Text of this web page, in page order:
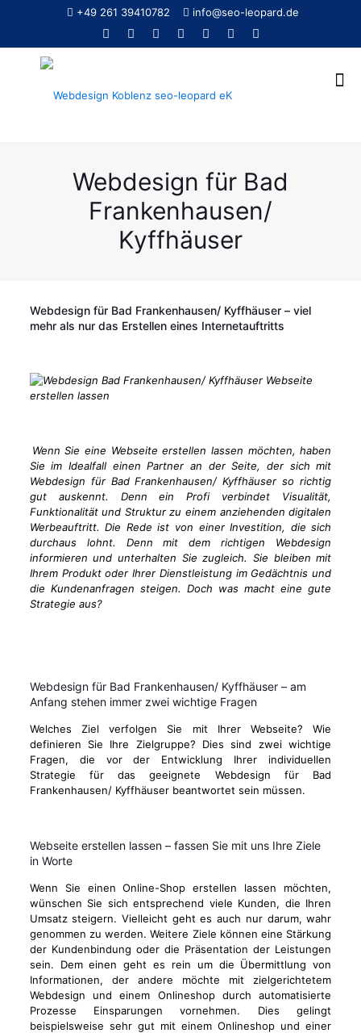
+49 261 39410782 info@seo-leopard.de
Webdesign für Bad
Frankenhausen/
Kyffhäuser
Webdesign für Bad Frankenhausen/ Kyffhäuser – viel
mehr als nur das Erstellen eines Internetauftritts
Wenn Sie eine Webseite erstellen lassen möchten, haben
Sie im Idealfall einen Partner an der Seite, der sich mit
Webdesign für Bad Frankenhausen/ Kyffhäuser so richtig
gut auskennt. Denn ein Profi verbindet Visualität,
Funktionalität und Struktur zu einem anziehenden digitalen
Werbeauftritt. Die Rede ist von einer Investition, die sich
durchaus lohnt. Denn mit dem richtigen Webdesign
informieren und unterhalten Sie zugleich. Sie bleiben mit
Ihrem Produkt oder Ihrer Dienstleistung im Gedächtnis und
die Kundenanfragen steigen. Doch was macht eine gute
Strategie aus?
Webdesign für Bad Frankenhausen/ Kyffhäuser – am
Anfang stehen immer zwei wichtige Fragen
Welches Ziel verfolgen Sie mit Ihrer Webseite? Wie
definieren Sie Ihre Zielgruppe? Dies sind zwei wichtige
Fragen, die vor der Entwicklung Ihrer individuellen
Strategie für das geeignete Webdesign für Bad
Frankenhausen/ Kyffhäuser beantwortet sein müssen.
Webseite erstellen lassen – fassen Sie mit uns Ihre Ziele
in Worte
Wenn Sie einen Online-Shop erstellen lassen möchten,
wünschen Sie sich entsprechend viele Kunden, die Ihren
Umsatz steigern. Vielleicht geht es auch nur darum, wahr
genommen zu werden. Weitere Ziele können eine Stärkung
der Kundenbindung oder die Präsentation der Leistungen
sein. Dem einen geht es rein um die Übermittlung von
Informationen, der andere möchte mit zielgerichtetem
Webdesign und einem Onlineshop durch automatisierte
Prozesse Einsparungen vornehmen. Dies gelingt
beispielsweise sehr gut mit einem Onlineshop und einer